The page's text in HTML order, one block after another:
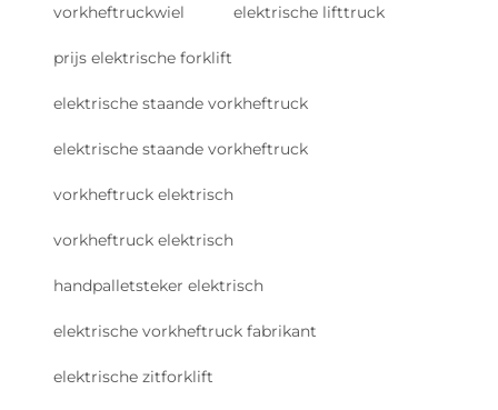
vorkheftruckwiel elektrische lifttruck
prijs elektrische forklift
elektrische staande vorkheftruck
elektrische staande vorkheftruck
vorkheftruck elektrisch
vorkheftruck elektrisch
handpalletsteker elektrisch
elektrische vorkheftruck fabrikant
elektrische zitforklift